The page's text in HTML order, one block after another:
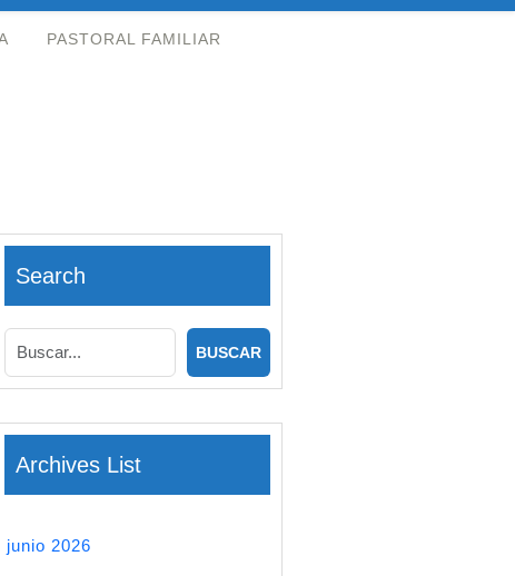
PASTORAL FAMILIAR
Search
Archives List
junio 2026